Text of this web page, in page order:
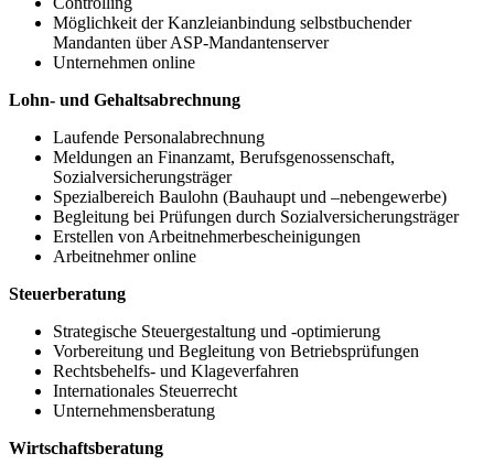
Möglichkeit der Kanzleianbindung selbstbuchender
Mandanten über ASP-Mandantenserver
Unternehmen online
Lohn- und Gehaltsabrechnung
Laufende Personalabrechnung
Meldungen an Finanzamt, Berufsgenossenschaft,
Sozialversicherungsträger
Spezialbereich Baulohn (Bauhaupt und –nebengewerbe)
Begleitung bei Prüfungen durch Sozialversicherungsträger
Erstellen von Arbeitnehmerbescheinigungen
Arbeitnehmer online
Steuerberatung
Strategische Steuergestaltung und -optimierung
Vorbereitung und Begleitung von Betriebsprüfungen
Rechtsbehelfs- und Klageverfahren
Internationales Steuerrecht
Unternehmensberatung
Wirtschaftsberatung